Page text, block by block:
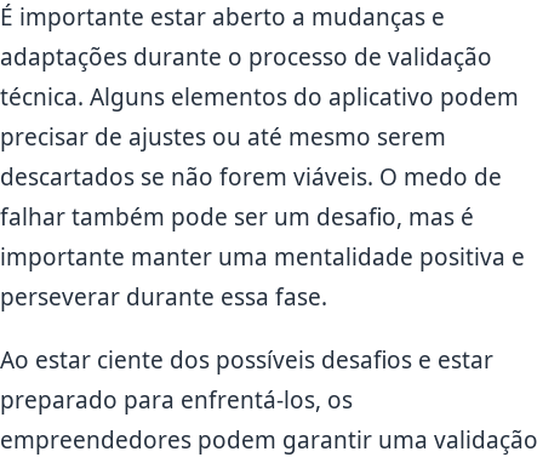
É importante estar aberto a mudanças e
adaptações durante o processo de validação
técnica. Alguns elementos do aplicativo podem
precisar de ajustes ou até mesmo serem
descartados se não forem viáveis. O medo de
falhar também pode ser um desafio, mas é
importante manter uma mentalidade positiva e
perseverar durante essa fase.
Ao estar ciente dos possíveis desafios e estar
preparado para enfrentá-los, os
empreendedores podem garantir uma validação